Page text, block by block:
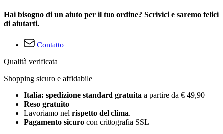
Hai bisogno di un aiuto per il tuo ordine? Scrivici e saremo felici
di aiutarti.
Contatto
Qualità verificata
Shopping sicuro e affidabile
Italia: spedizione standard gratuita a partire da € 49,90
Reso gratuito
Lavoriamo nel rispetto del clima.
Pagamento sicuro con crittografia SSL